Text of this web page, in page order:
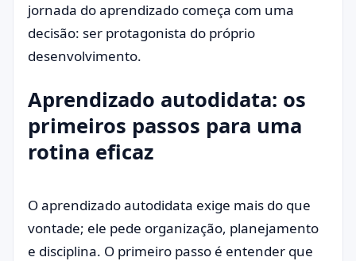
jornada do aprendizado começa com uma
decisão: ser protagonista do próprio
desenvolvimento.
Aprendizado autodidata: os
primeiros passos para uma
rotina eficaz
O aprendizado autodidata exige mais do que
vontade; ele pede organização, planejamento
e disciplina. O primeiro passo é entender que